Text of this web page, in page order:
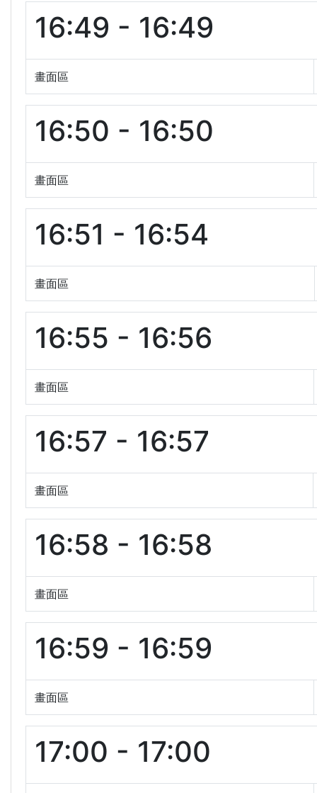
16:49 - 16:49
畫面區
16:50 - 16:50
畫面區
16:51 - 16:54
畫面區
16:55 - 16:56
畫面區
16:57 - 16:57
畫面區
16:58 - 16:58
畫面區
16:59 - 16:59
畫面區
17:00 - 17:00